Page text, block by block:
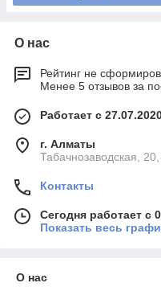
О нас
Рейтинг не
Менее 5 отзывов за
Работает с
г. Алматы
Табачнозаводская,
Контакты
Сегодня работает с
Показать весь
О нас